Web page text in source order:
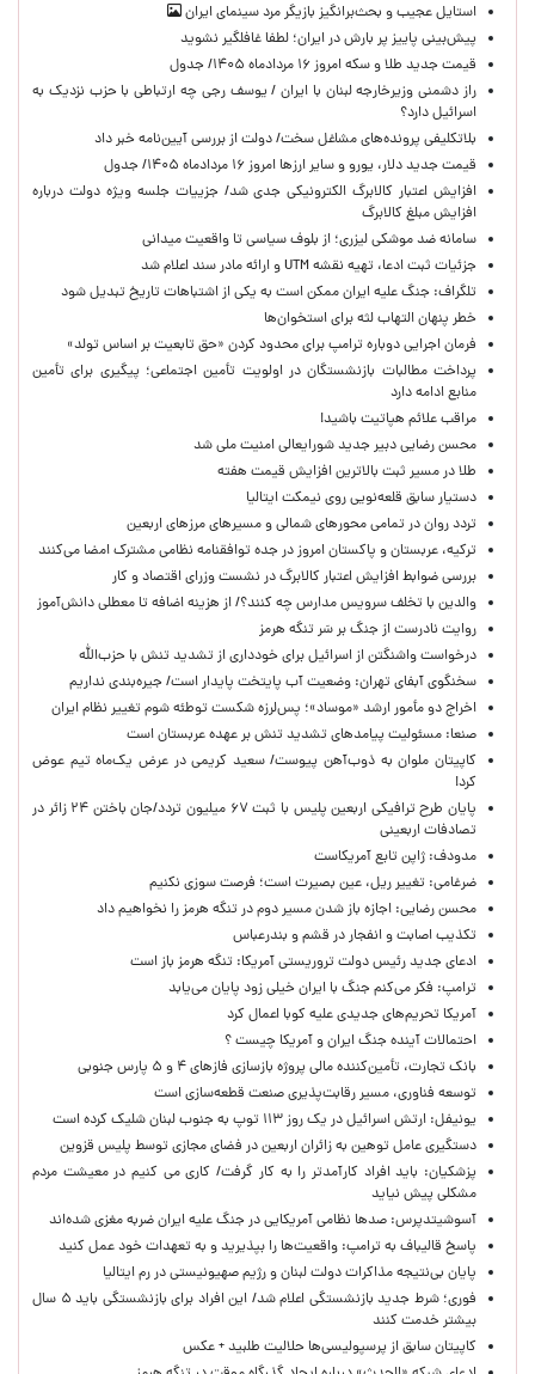
استایل عجیب و بحث‌برانگیز بازیگر مرد سینمای ایران
پیش‌بینی پاییز پر بارش در ایران؛ لطفا غافلگیر نشوید
قیمت جدید طلا و سکه امروز ۱۶ مردادماه ۱۴۰۵/ جدول
راز دشمنی وزیرخارجه لبنان با ایران / یوسف رجی چه ارتباطی با حزب نزدیک به
اسرائیل دارد؟
بلاتکلیفی پرونده‌های مشاغل سخت/ دولت از بررسی آیین‌نامه خبر داد
قیمت جدید دلار، یورو و سایر ارزها امروز ۱۶ مردادماه ۱۴۰۵/ جدول
افزایش اعتبار کالابرگ الکترونیکی جدی شد/ جزییات جلسه ویژه دولت درباره
افزایش مبلغ کالابرگ
سامانه ضد موشکی لیزری؛ از بلوف سیاسی تا واقعیت میدانی
جزئیات ثبت ادعا، تهیه نقشه UTM و ارائه مادر سند اعلام شد
تلگراف: جنگ علیه ایران ممکن است به یکی از اشتباهات تاریخ تبدیل شود
خطر پنهان التهاب لثه برای استخوان‌ها
فرمان اجرایی دوباره ترامپ برای محدود کردن «حق تابعیت بر اساس تولد»
پرداخت مطالبات بازنشستگان در اولویت تأمین اجتماعی؛ پیگیری برای تأمین
منابع ادامه دارد
مراقب علائم هپاتیت باشید!
محسن رضایی دبیر جدید شورایعالی امنیت ملی شد
طلا در مسیر ثبت بالاترین افزایش قیمت هفته
دستیار سابق قلعه‌نویی روی نیمکت ایتالیا
تردد روان در تمامی محورهای شمالی و مسیرهای مرزهای اربعین
ترکیه، عربستان و پاکستان امروز در جده توافقنامه نظامی مشترک امضا می‌کنند
بررسی ضوابط افزایش اعتبار کالابرگ در نشست وزرای اقتصاد و کار
والدین با تخلف سرویس مدارس چه کنند؟/ از هزینه اضافه تا معطلی دانش‌آموز
روایت نادرست از جنگ بر سَر تنگه هرمز
درخواست واشنگتن از اسرائیل برای خودداری از تشدید تنش با حزب‌الله
سخنگوی آبفای تهران: وضعیت آب پایتخت پایدار است/ جیره‌بندی نداریم
اخراج دو مأمور ارشد «موساد»؛ پس‌لرزه شکست توطئه شوم تغییر نظام ایران
صنعا: مسئولیت پیامدهای تشدید تنش بر عهده عربستان است
کاپیتان ملوان به ذوب‌آهن پیوست/ سعید کریمی در عرض یک‌ماه تیم عوض
کرد!
پایان طرح ترافیکی اربعین پلیس با ثبت ۶۷ میلیون تردد/جان باختن ۲۴ زائر در
تصادفات اربعینی
مدودف: ژاپن تابع آمریکاست
ضرغامی: تغییر ریل، عین بصیرت است؛ فرصت سوزی نکنیم
محسن رضایی: اجازه باز شدن مسیر دوم در تنگه هرمز را نخواهیم داد
تکذیب اصابت و انفجار در قشم و بندرعباس
ادعای جدید رئیس دولت تروریستی آمریکا: تنگه هرمز باز است
ترامپ: فکر می‌کنم جنگ با ایران خیلی زود پایان می‌یابد
آمریکا تحریم‌های جدیدی علیه کوبا اعمال کرد
احتمالات آینده جنگ ایران و آمریکا چیست ؟
بانک تجارت، تأمین‌کننده مالی پروژه بازسازی فازهای ۴ و ۵ پارس جنوبی
توسعه فناوری، مسیر رقابت‌پذیری صنعت قطعه‌سازی است
یونیفل: ارتش اسرائیل در یک روز ۱۱۳ توپ به جنوب لبنان شلیک کرده است
دستگیری عامل توهین به زائران اربعین در فضای مجازی توسط پلیس قزوین
پزشکیان: باید افراد کارآمدتر را به کار گرفت/ کاری می کنیم در معیشت مردم
مشکلی پیش نیاید
آسوشیتدپرس: صدها نظامی آمریکایی در جنگ علیه ایران ضربه مغزی شده‌اند
پاسخ قالیباف به ترامپ: واقعیت‌ها را بپذیرید و به تعهدات خود عمل کنید
پایان بی‌نتیجه مذاکرات دولت لبنان و رژیم صهیونیستی در رم ایتالیا
فوری؛ شرط جدید بازنشستگی اعلام شد/ این افراد برای بازنشستگی باید ۵ سال
بیشتر خدمت کنند
کاپیتان سابق از پرسپولیسی‌ها حلالیت طلبید + عکس